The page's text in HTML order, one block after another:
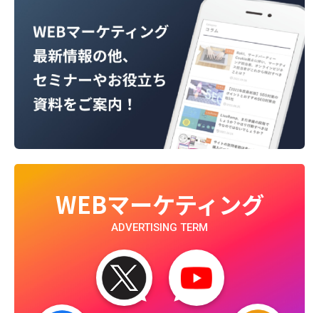
WEBマーケティング
ADVERTISING TERM